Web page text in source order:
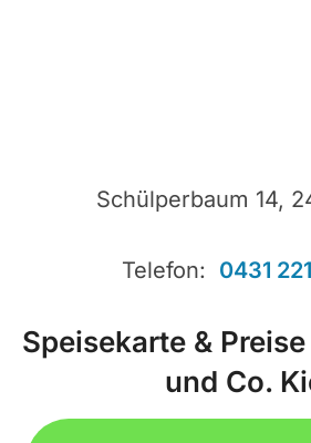
Schülperbaum 14,
Telefon: 0431
Speisekarte &
und Co.